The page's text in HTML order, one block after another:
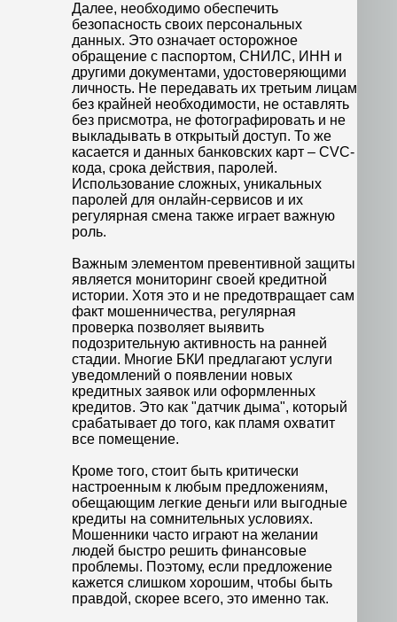
Далее, необходимо обеспечить
безопасность своих персональных
данных. Это означает осторожное
обращение с паспортом, СНИЛС, ИНН и
другими документами, удостоверяющими
личность. Не передавать их третьим лицам
без крайней необходимости, не оставлять
без присмотра, не фотографировать и не
выкладывать в открытый доступ. То же
касается и данных банковских карт – CVC-
кода, срока действия, паролей.
Использование сложных, уникальных
паролей для онлайн-сервисов и их
регулярная смена также играет важную
роль.
Важным элементом превентивной защиты
является мониторинг своей кредитной
истории. Хотя это и не предотвращает сам
факт мошенничества, регулярная
проверка позволяет выявить
подозрительную активность на ранней
стадии. Многие БКИ предлагают услуги
уведомлений о появлении новых
кредитных заявок или оформленных
кредитов. Это как "датчик дыма", который
срабатывает до того, как пламя охватит
все помещение.
Кроме того, стоит быть критически
настроенным к любым предложениям,
обещающим легкие деньги или выгодные
кредиты на сомнительных условиях.
Мошенники часто играют на желании
людей быстро решить финансовые
проблемы. Поэтому, если предложение
кажется слишком хорошим, чтобы быть
правдой, скорее всего, это именно так.